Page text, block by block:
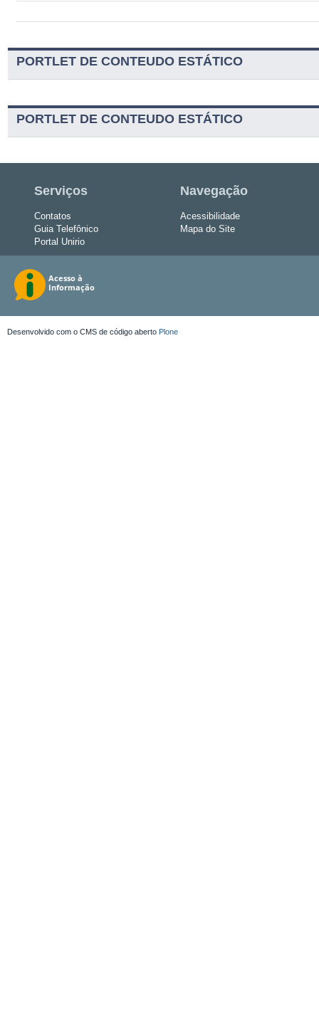
PORTLET DE CONTEUDO ESTÁTICO
PORTLET DE CONTEUDO ESTÁTICO
Serviços
Contatos
Guia Telefônico
Portal Unirio
Navegação
Acessibilidade
Mapa do Site
Desenvolvido com o CMS de código aberto Plone